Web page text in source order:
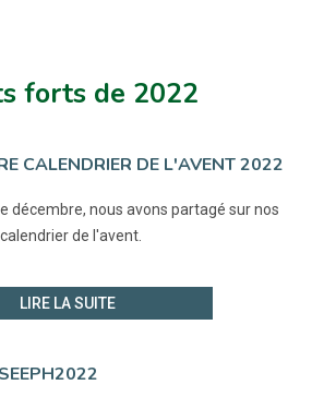
forts de 2022
CALENDRIER DE L'AVENT 2022
décembre, nous avons partagé sur nos
de l'avent.
LIRE LA SUITE